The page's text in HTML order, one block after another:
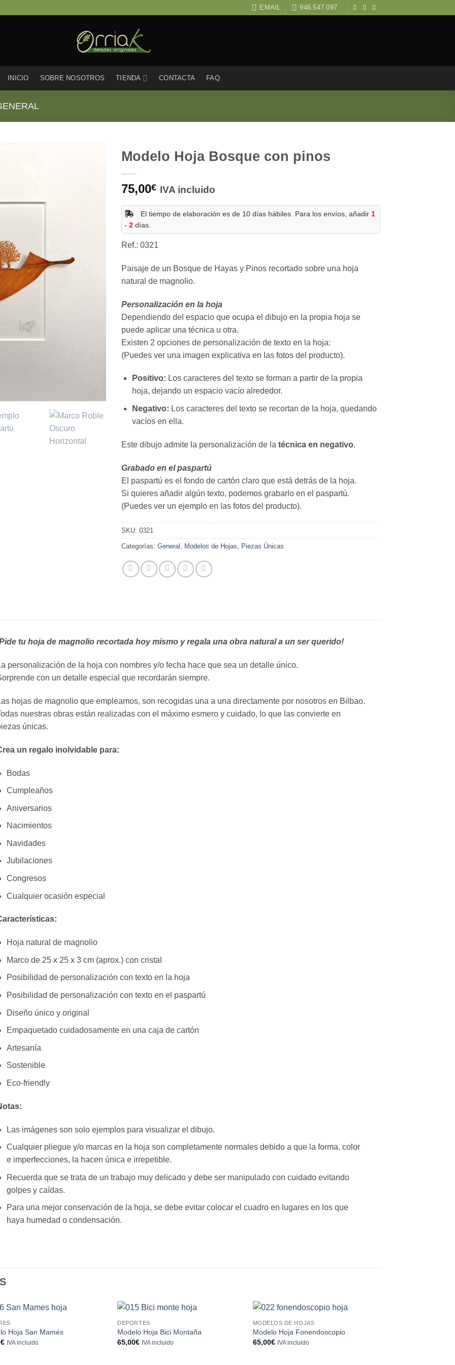
EMAIL 946.547.097
INICIO SOBRE NOSOTROS TIENDA CONTACTA FAQ
Modelo Hoja Bosque con pinos
75,00€ IVA incluido
El tiempo de elaboración es de 10 días hábiles. Para los envíos, añadir 1
- 2 días.
Ref.: 0321
Paisaje de un Bosque de Hayas y Pinos recortado sobre una hoja
natural de magnolio.
Personalización en la hoja
Dependiendo del espacio que ocupa el dibujo en la propia hoja se
puede aplicar una técnica u otra.
Existen 2 opciones de personalización de texto en la hoja:
(Puedes ver una imagen explicativa en las fotos del producto).
Positivo: Los caracteres del texto se forman a partir de la propia
hoja, dejando un espacio vacío alrededor.
Negativo: Los caracteres del texto se recortan de la hoja, quedando
vacíos en ella.
Este dibujo admite la personalización de la técnica en negativo.
Grabado en el paspartú
El paspartú es el fondo de cartón claro que está detrás de la hoja.
Si quieres añadir algún texto, podemos grabarlo en el paspartú.
(Puedes ver un ejemplo en las fotos del producto).
SKU: 0321
Categorías: General , Modelos de Hojas, Piezas Únicas
tu hoja de magnolio recortada hoy mismo y regala una obra natural a un ser querido!
personalización de la hoja con nombres y/o fecha hace que sea un detalle único.
con un detalle especial que recordarán siempre.
hojas de magnolio que empleamos, son recogidas una a una directamente por nosotros en Bilbao.
nuestras obras están realizadas con el máximo esmero y cuidado, lo que las convierte en
únicas.
un regalo inolvidable para:
Bodas
Cumpleaños
Aniversarios
Nacimientos
Navidades
Jubilaciones
Congresos
Cualquier ocasión especial
Hoja natural de magnolio
Marco de 25 x 25 x 3 cm (aprox.) con cristal
Posibilidad de personalización con texto en la hoja
Posibilidad de personalización con texto en el paspartú
Diseño único y original
Empaquetado cuidadosamente en una caja de cartón
Artesanía
Sostenible
Eco-friendly
Las imágenes son solo ejemplos para visualizar el dibujo.
Cualquier pliegue y/o marcas en la hoja son completamente normales debido a que la forma, color
e imperfecciones, la hacen única e irrepetible.
Recuerda que se trata de un trabajo muy delicado y debe ser manipulado con cuidado evitando
golpes y caídas.
Para una mejor conservación de la hoja, se debe evitar colocar el cuadro en lugares en los que
haya humedad o condensación.
Hoja San Mamés
€ IVA incluido
DEPORTES
Modelo Hoja Bici Montaña
65,00€ IVA incluido
MODELOS DE HOJAS
Modelo Hoja Fonendoscopio
65,00€ IVA incluido